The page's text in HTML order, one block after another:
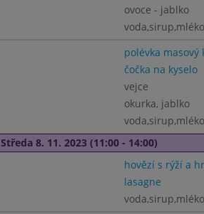
ovoce - jablko
voda,sirup,mléko
polévka masový
čočka na kyselo
vejce
okurka, jablko
voda,sirup,mléko
Středa 8. 11. 2023 (11:00 - 14:00)
hovězí s rýží a
lasagne
voda,sirup,mléko